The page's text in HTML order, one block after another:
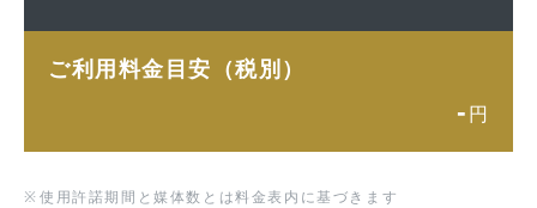
ご利用料金目安（税別）
- 円
※ 使用許諾期間と媒体数とは料金表内に基づきます